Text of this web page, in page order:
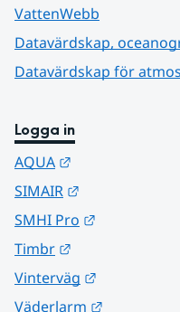
VattenWebb
Datavärdskap,
Datavärdskap för
Logga in
AQUA
SIMAIR
SMHI Pro
Timbr
Vinterväg
Väderlarm